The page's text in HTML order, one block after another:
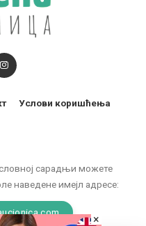
сарадњи можете
наведене имејл адресе:
Услови коришћења
×